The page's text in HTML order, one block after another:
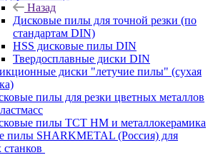
Назад
Дисковые пилы для точной резки (по
стандартам DIN)
HSS дисковые пилы DIN
Твердосплавные диски DIN
диски "летучие пилы" (сухая
пилы для резки цветных металлов
пилы ТСТ НМ и металлокерамика
пилы SHARKMETAL (Россия) для
станков